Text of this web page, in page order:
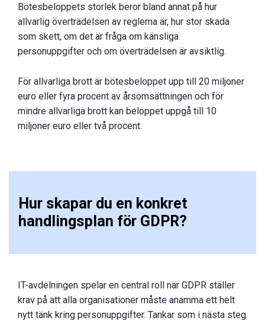
Bötesbeloppets storlek beror bland annat på hur
allvarlig överträdelsen av reglerna är, hur stor skada
som skett, om det är fråga om känsliga
personuppgifter och om överträdelsen är avsiktlig.
För allvarliga brott är bötesbeloppet upp till 20 miljoner
euro eller fyra procent av årsomsättningen och för
mindre allvarliga brott kan beloppet uppgå till 10
miljoner euro eller två procent.
Hur skapar du en konkret
handlingsplan för GDPR?
IT-avdelningen spelar en central roll när GDPR ställer
krav på att alla organisationer måste anamma ett helt
nytt tänk kring personuppgifter. Tankar som i nästa steg